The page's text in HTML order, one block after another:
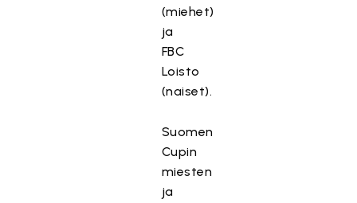
(miehet)
ja
FBC
Loisto
(naiset).
Suomen
Cupin
miesten
ja